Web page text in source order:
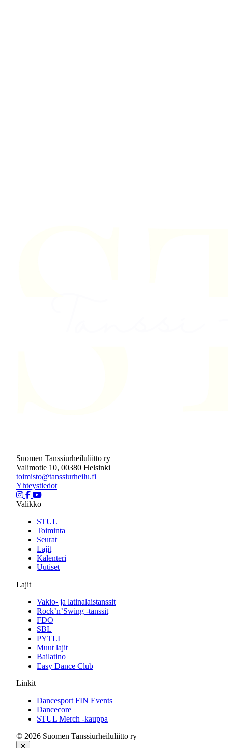
Suomen Tanssiurheiluliitto ry
Valimotie 10, 00380 Helsinki
toimisto@tanssiurheilu.fi
Yhteystiedot
Valikko
STUL
Toiminta
Seurat
Lajit
Kalenteri
Uutiset
Lajit
Vakio- ja latinalaistanssit
Rock’n’Swing -tanssit
FDO
SBL
PYTLI
Muut lajit
Bailatino
Easy Dance Club
Linkit
Dancesport FIN Events
Dancecore
STUL Merch -kauppa
© 2026 Suomen Tanssiurheiluliitto ry
✕